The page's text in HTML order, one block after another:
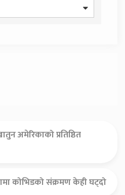
अमेरिकाको प्रतिष्ठित
कोभिडको संक्रमण केही घट्दो